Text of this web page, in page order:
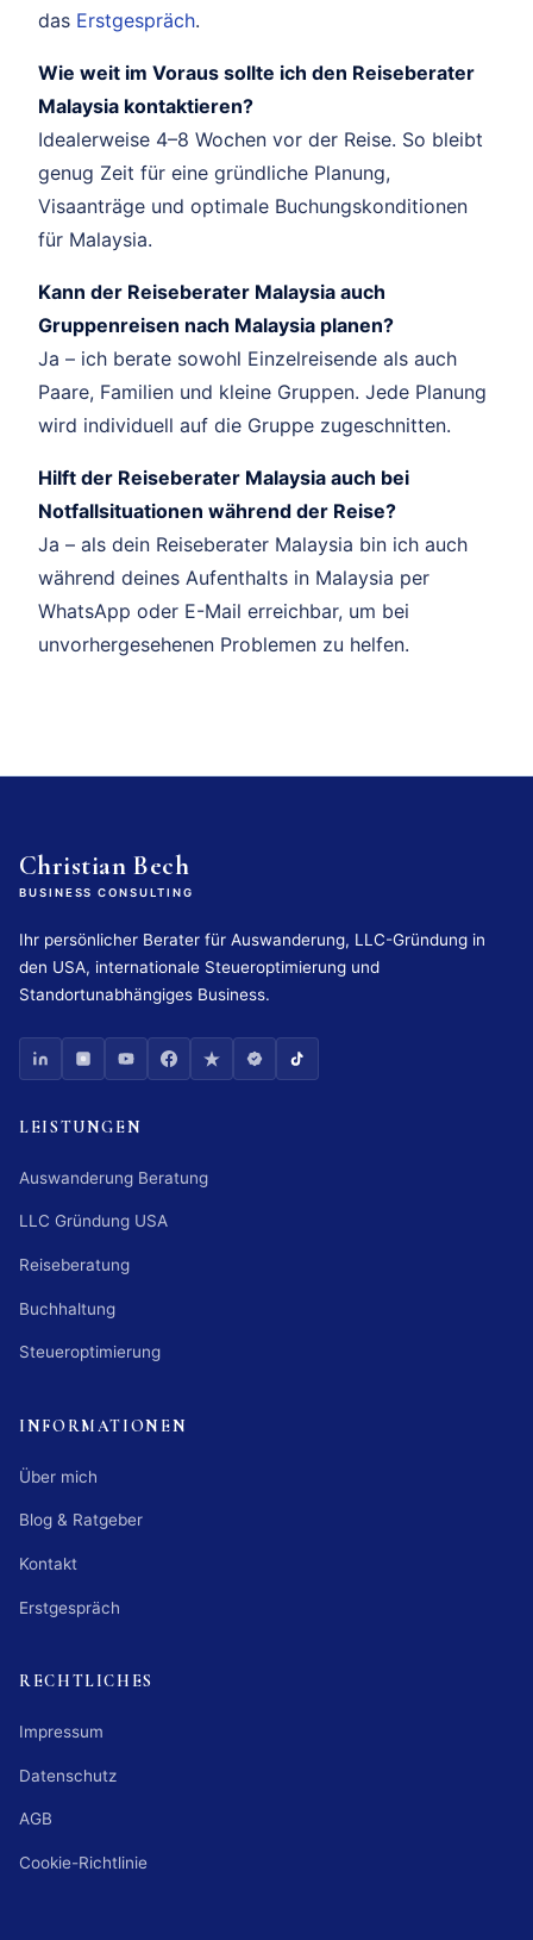
das Erstgespräch.
Wie weit im Voraus sollte ich den Reiseberater
Malaysia kontaktieren?
Idealerweise 4–8 Wochen vor der Reise. So bleibt
genug Zeit für eine gründliche Planung,
Visaanträge und optimale Buchungskonditionen
für Malaysia.
Kann der Reiseberater Malaysia auch
Gruppenreisen nach Malaysia planen?
Ja – ich berate sowohl Einzelreisende als auch
Paare, Familien und kleine Gruppen. Jede Planung
wird individuell auf die Gruppe zugeschnitten.
Hilft der Reiseberater Malaysia auch bei
Notfallsituationen während der Reise?
Ja – als dein Reiseberater Malaysia bin ich auch
während deines Aufenthalts in Malaysia per
WhatsApp oder E-Mail erreichbar, um bei
unvorhergesehenen Problemen zu helfen.
Christian Bech
BUSINESS CONSULTING
Ihr persönlicher Berater für Auswanderung, LLC-Gründung in
den USA, internationale Steueroptimierung und
Standortunabhängiges Business.
LEISTUNGEN
Auswanderung Beratung
LLC Gründung USA
Reiseberatung
Buchhaltung
Steueroptimierung
INFORMATIONEN
Über mich
Blog & Ratgeber
Kontakt
Erstgespräch
RECHTLICHES
Impressum
Datenschutz
AGB
Cookie-Richtlinie